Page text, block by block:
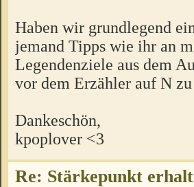
Haben wir grundlegend
jemand Tipps wie ihr an
Legendenziele aus dem
vor dem Erzähler auf N
Dankeschön,
kpoplover <3
Re: Stärkepunkt